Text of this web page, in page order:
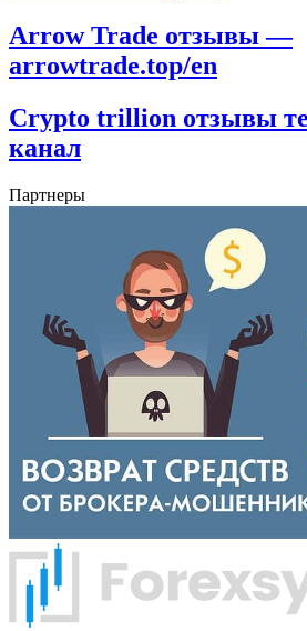
Arrow Trade отзывы —
arrowtrade.top/en
Crypto trillion отзывы
канал
Партнеры